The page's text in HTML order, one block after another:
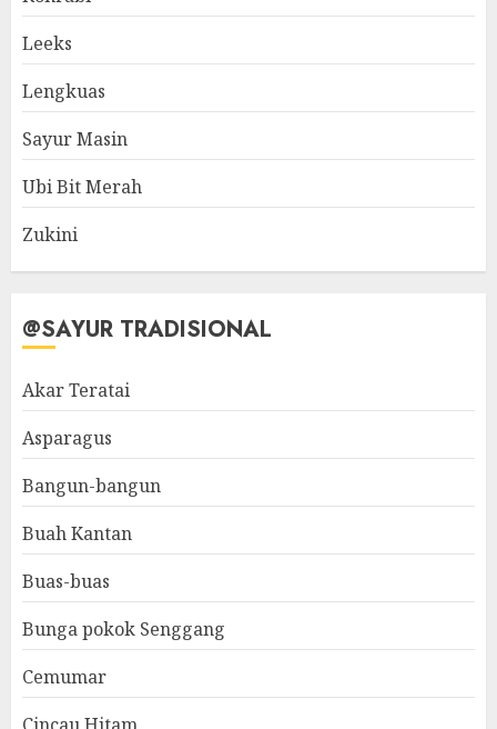
Leeks
Lengkuas
Sayur Masin
Ubi Bit Merah
Zukini
@SAYUR TRADISIONAL
Akar Teratai
Asparagus
Bangun-bangun
Buah Kantan
Buas-buas
Bunga pokok Senggang
Cemumar